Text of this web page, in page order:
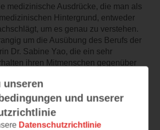
medizinische Ausdrücke, die man als
medizinischen Hintergrund, entweder
um es genau zu verstehen.
um die Ausübung des Berufs der
Dr. Sabine Yao, die ein sehr
ihren Mitmenschen gegenüber
sondern eher als eine „Erzählung
Dies ist meine erste Begegnung mit
wird wohl aber auch die letzte sein,
Vorstellung eines Thrillers.
unseren
und unserer
Datenschutzrichtlinie